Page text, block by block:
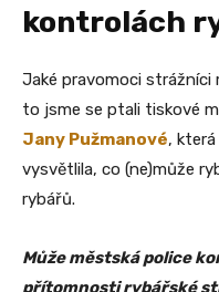
kontrolách
Jaké pravomoci strážníci
to jsme se ptali tiskové
Jany Pužmanové,
vysvětlila, co (ne)může
rybářů.
Může městská police
přítomnosti rybářské